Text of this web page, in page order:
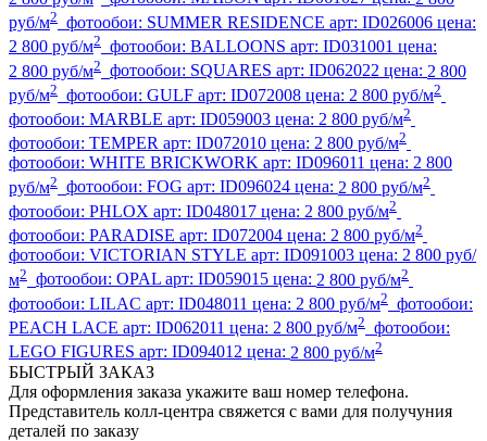
руб/м2 фотообои: SUMMER RESIDENCE арт: ID026006 цена:
2 800 руб/м2 фотообои: BALLOONS арт: ID031001 цена:
2 800 руб/м2 фотообои: SQUARES арт: ID062022 цена: 2 800
руб/м2 фотообои: GULF арт: ID072008 цена: 2 800 руб/м2
фотообои: MARBLE арт: ID059003 цена: 2 800 руб/м2
фотообои: TEMPER арт: ID072010 цена: 2 800 руб/м2
фотообои: WHITE BRICKWORK арт: ID096011 цена: 2 800
руб/м2 фотообои: FOG арт: ID096024 цена: 2 800 руб/м2
фотообои: PHLOX арт: ID048017 цена: 2 800 руб/м2
фотообои: PARADISE арт: ID072004 цена: 2 800 руб/м2
фотообои: VICTORIAN STYLE арт: ID091003 цена: 2 800 руб/
м2 фотообои: OPAL арт: ID059015 цена: 2 800 руб/м2
фотообои: LILAC арт: ID048011 цена: 2 800 руб/м2 фотообои:
PEACH LACE арт: ID062011 цена: 2 800 руб/м2 фотообои:
LEGO FIGURES арт: ID094012 цена: 2 800 руб/м2
БЫСТРЫЙ ЗАКАЗ
Для оформления заказа укажите ваш номер телефона.
Представитель колл-центра свяжется с вами для получуния
деталей по заказу